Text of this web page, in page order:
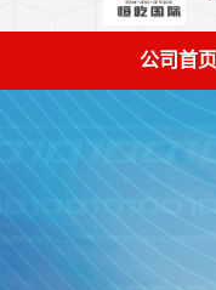
公司首页